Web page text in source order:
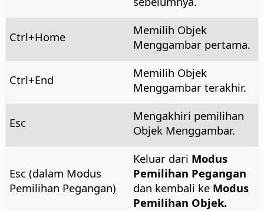
Ctrl+Home
Memilih Objek
Menggambar pertama.
Ctrl+End
Memilih Objek
Menggambar terakhir.
Esc
Mengakhiri pemilihan
Objek Menggambar.
Esc (dalam Modus
Pemilihan Pegangan)
Keluar dari Modus
Pemilihan Pegangan
dan kembali keModus
Pemilihan Objek.